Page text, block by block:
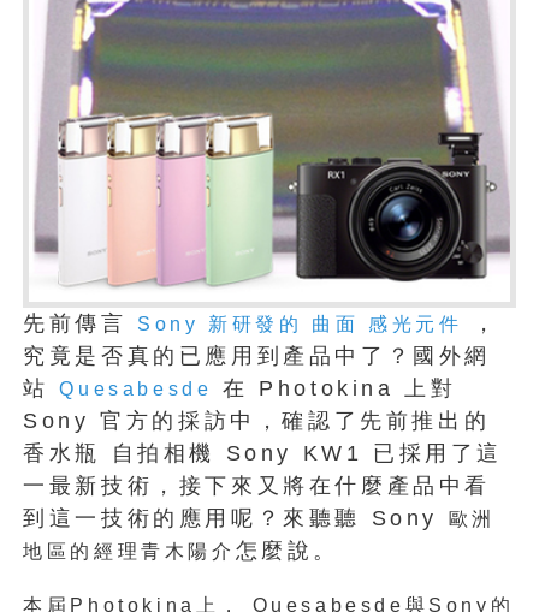
先前傳言 Sony 新研發的 曲面 感光元件
，
究竟是否真的已應用到產品中了？國外網
站Quesabesde
在 Photokina 上對
Sony 官方的採訪中，確認了先前推出的
香水瓶 自拍相機 Sony KW1 已採用了這
一最新技術，接下來又將在什麼產品中看
到這一技術的應用呢？來聽聽 Sony 歐洲
地區的經理青木陽介 怎麼說。
本屆Photokina上， Quesabesde與Sony的